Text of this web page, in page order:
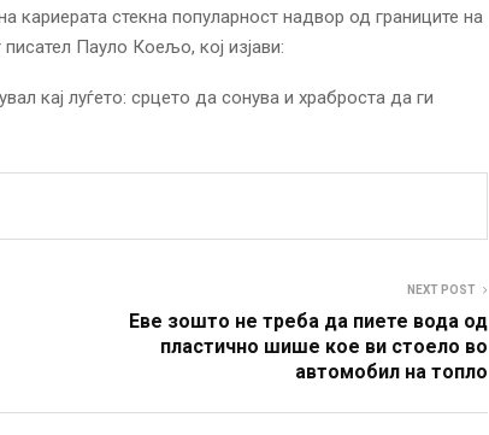
кариерата стекна популарност надвор од границите на
Пауло Коељо, кој изјави:
кај луѓето: срцето да сонува и храброста да ги
NEXT POST
Еве зошто не треба да пиете вода од
пластично шише кое ви стоело во
автомобил на топло